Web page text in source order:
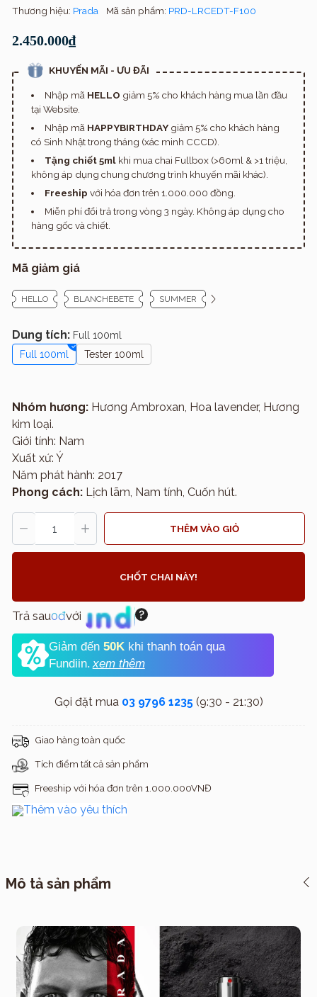
Thương hiệu: Prada Mã sản phẩm: PRD-LRCEDT-F100
2.450.000₫
KHUYẾN MÃI - ƯU ĐÃI
Nhập mã HELLO giảm 5% cho khách hàng mua lần đầu
tại Website.
Nhập mã HAPPYBIRTHDAYgiảm 5% cho khách hàng
có Sinh Nhật trong tháng (xác minh CCCD).
Tặng chiết 5mlkhi mua chai Fullbox (>60ml & >1 triệu,
không áp dụng chung chương trình khuyến mãi khác).
Freeship với hóa đơn trên 1.000.000 đồng.
Miễn phí đổi trả trong vòng 3 ngày. Không áp dụng cho
hàng gốc và chiết.
Mã giảm giá
HELLO BLANCHEBETE SUMMER
Dung tích: Full 100ml
Full 100ml
Tester 100ml
Nhóm hương: Hương Ambroxan, Hoa lavender, Hương
kim loại.
Giới tính: Nam
Xuất xứ: Ý
Năm phát hành: 2017
Phong cách: Lịch lãm, Nam tính, Cuốn hút.
THÊM VÀO GIỎ
CHỐT CHAI NÀY!
Trả sau0đvới
Giảm đến 50K khi thanh toán qua
Fundiin. xem thêm
Gọi đặt mua 03 9796 1235(9:30 - 21:30)
Giao hàng toàn quốc
Tích điểm tất cả sản phẩm
Freeship với hóa đơn trên 1.000.000VNĐ
Thêm vào yêu thích
Mô tả sản phẩm